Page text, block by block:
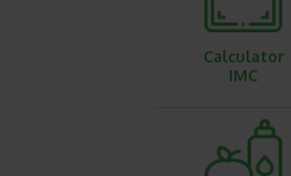
Calculator
IMC